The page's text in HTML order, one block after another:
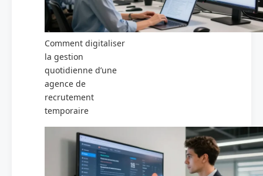
Comment digitaliser
la gestion
quotidienne d’une
agence de
recrutement
temporaire